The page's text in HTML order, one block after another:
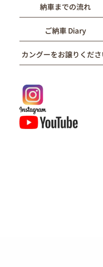
納車までの流れ
ご納車 Diary
カングーをお譲りくださ